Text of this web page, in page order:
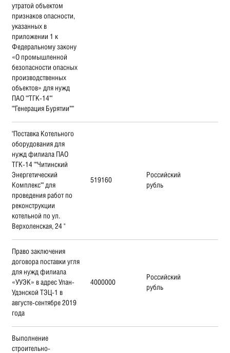
утратой объектом
признаков опасности,
указанных в
приложении 1 к
Федеральному закону
«О промышленной
безопасности опасных
производственных
объектов» для нужд
ПАО ""ТГК-14""
""Генерация Бурятии"""
"Поставка Котельного
оборудования для
нужд филиала ПАО
ТГК-14 ""Читинский
Энергетический
Комплекс"" для
проведения работ по
реконструкции
котельной по ул.
Верхоленская, 24 "
519160
Российский
рубль
Право заключения
договора поставки угля
для нужд филиала
«УУЭК» в адрес Улан-
Удэнской ТЭЦ-1 в
августе-сентябре 2019
года
4000000
Российский
рубль
Выполнение
строительно-